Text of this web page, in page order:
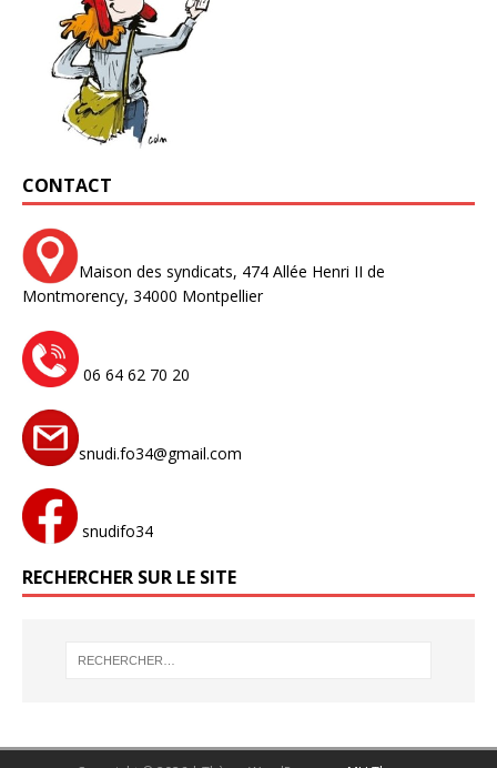
CONTACT
Maison des syndicats, 474 Allée Henri II de
Montmorency, 34000 Montpellier
06 64 62 70 20
snudi.fo34@gmail.com
snudifo34
RECHERCHER SUR LE SITE